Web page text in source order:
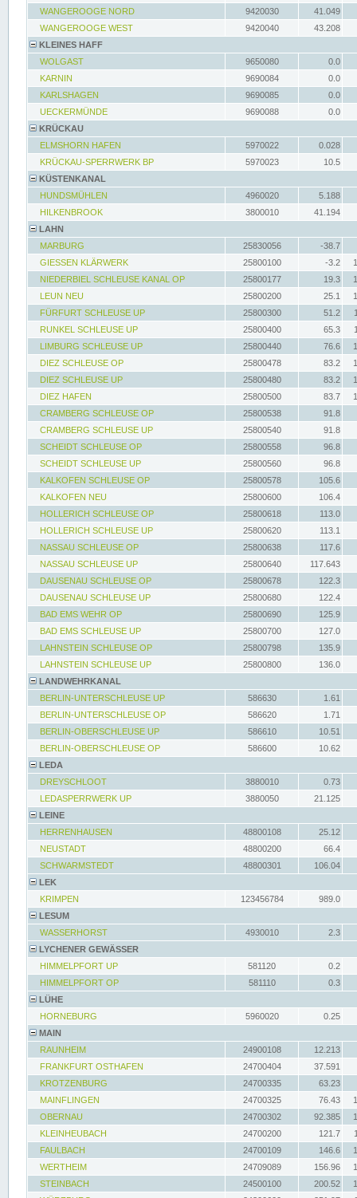
WANGEROOGE NORD
9420030
41.049
WANGEROOGE WEST
9420040
43.208
KLEINES HAFF
WOLGAST
9650080
0.0
KARNIN
9690084
0.0
KARLSHAGEN
9690085
0.0
UECKERMÜNDE
9690088
0.0
KRÜCKAU
ELMSHORN HAFEN
5970022
0.028
KRÜCKAU-SPERRWERK BP
5970023
10.5
KÜSTENKANAL
HUNDSMÜHLEN
4960020
5.188
HILKENBROOK
3800010
41.194
LAHN
MARBURG
25830056
-38.7
GIESSEN KLÄRWERK
25800100 -3.2
NIEDERBIEL SCHLEUSE KANAL OP
25800177 19.3
LEUN NEU
25800200 25.1
FÜRFURT SCHLEUSE UP
25800300 51.2
RUNKEL SCHLEUSE UP
25800400 65.3
LIMBURG SCHLEUSE UP
25800440 76.6
DIEZ SCHLEUSE OP
25800478 83.2
DIEZ SCHLEUSE UP
25800480 83.2
DIEZ HAFEN
25800500 83.7
CRAMBERG SCHLEUSE OP
25800538
91.8
CRAMBERG SCHLEUSE UP
25800540
91.8
SCHEIDT SCHLEUSE OP
25800558
96.8
SCHEIDT SCHLEUSE UP
25800560
96.8
KALKOFEN SCHLEUSE OP
25800578
105.6
KALKOFEN NEU
25800600
106.4
HOLLERICH SCHLEUSE OP
25800618
113.0
HOLLERICH SCHLEUSE UP
25800620
113.1
NASSAU SCHLEUSE OP
25800638
117.6
NASSAU SCHLEUSE UP
25800640
117.643
DAUSENAU SCHLEUSE OP
25800678
122.3
DAUSENAU SCHLEUSE UP
25800680
122.4
BAD EMS WEHR OP
25800690
125.9
BAD EMS SCHLEUSE UP
25800700
127.0
LAHNSTEIN SCHLEUSE OP
25800798
135.9
LAHNSTEIN SCHLEUSE UP
25800800
136.0
LANDWEHRKANAL
BERLIN-UNTERSCHLEUSE UP
586630
1.61
BERLIN-UNTERSCHLEUSE OP
586620
1.71
BERLIN-OBERSCHLEUSE UP
586610
10.51
BERLIN-OBERSCHLEUSE OP
586600
10.62
LEDA
DREYSCHLOOT
3880010
0.73
LEDASPERRWERK UP
3880050
21.125
LEINE
HERRENHAUSEN
48800108
25.12
NEUSTADT
48800200
66.4
SCHWARMSTEDT
48800301
106.04
LEK
KRIMPEN
123456784
989.0
LESUM
WASSERHORST
4930010
2.3
LYCHENER GEWÄSSER
HIMMELPFORT UP
581120
0.2
HIMMELPFORT OP
581110
0.3
LÜHE
HORNEBURG
5960020
0.25
MAIN
RAUNHEIM
24900108
12.213
FRANKFURT OSTHAFEN
24700404
37.591
KROTZENBURG
24700335
63.23
MAINFLINGEN
24700325 76.43
OBERNAU
24700302 92.385
KLEINHEUBACH
24700200 121.7
FAULBACH
24700109 146.6
WERTHEIM
24709089 156.96
STEINBACH
24500100 200.52